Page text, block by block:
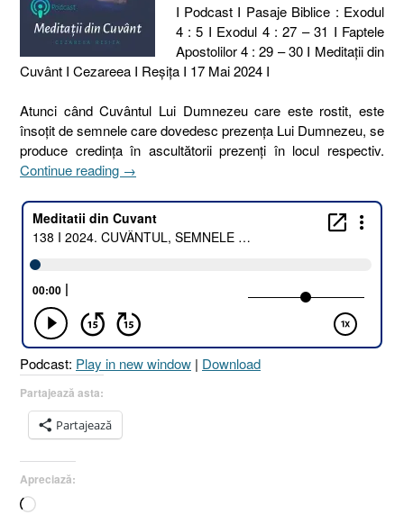
I Podcast I Pasaje Biblice : Exodul
4 : 5 I Exodul 4 : 27 – 31 I Faptele
Apostolilor 4 : 29 – 30 I Meditaţii din
Cuvânt I Cezareea I Reşiţa I 17 Mai 2024 I
Atunci când Cuvântul Lui Dumnezeu care este rostit, este
însoțit de semnele care dovedesc prezența Lui Dumnezeu, se
produce credința în ascultătorii prezenți în locul respectiv.
Continue reading „138
2024.
CUVÂNTUL,
SEMNELE
CREDINȚA
[
Exodul
→
Podcast: Play in new window | Download
Partajează asta:
Partajează
Apreciază:
Încarc...